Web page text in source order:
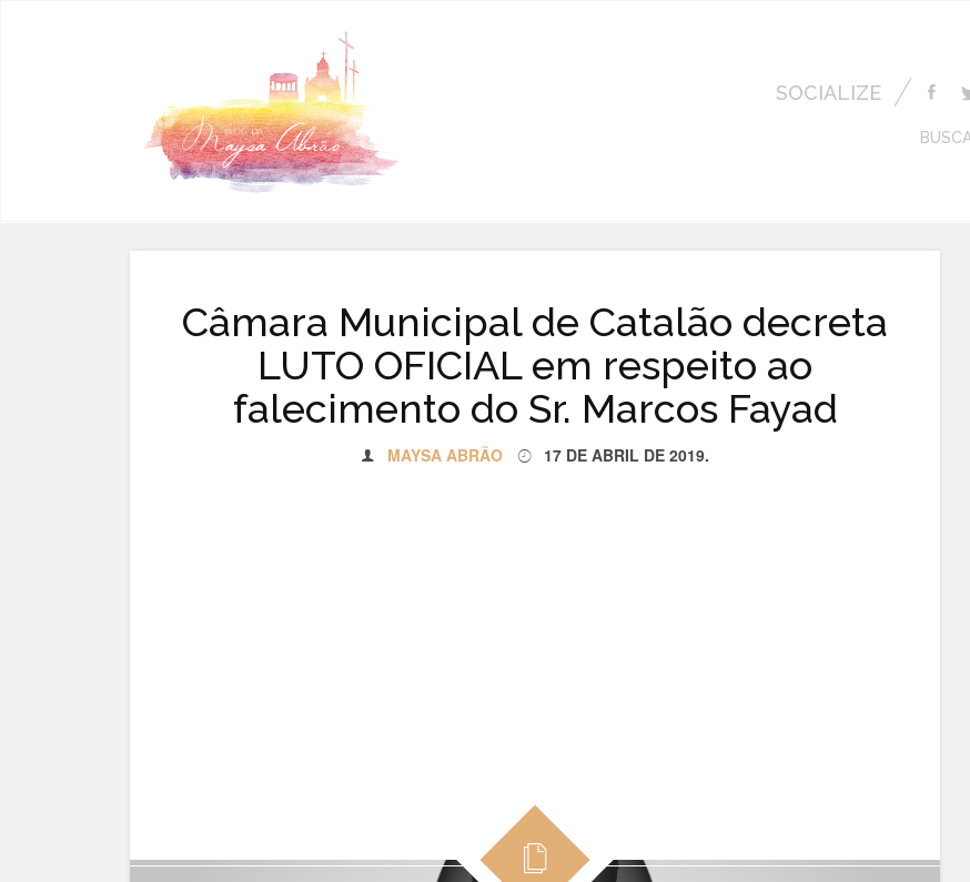
SOCIALIZE
Câmara Municipal de Catalão decreta
LUTO OFICIAL em respeito ao
falecimento do Sr. Marcos Fayad
MAYSA ABRÃO 17 DE ABRIL DE 2019.